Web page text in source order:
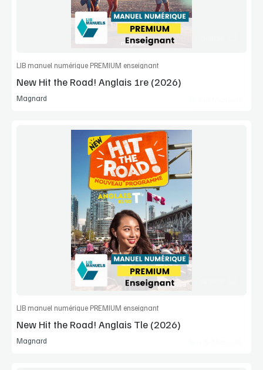
Commander l'article
LIB manuel numérique PREMIUM enseignant
New Hit the Road! Anglais 1re (2026)
Magnard
Voir la démo
Manuel complet
Commander l'article
LIB manuel numérique PREMIUM enseignant
New Hit the Road! Anglais Tle (2026)
Magnard